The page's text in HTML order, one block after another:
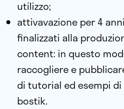
utilizzo;
attivavazione per 4
finalizzati alla
content: in questo
raccogliere e
di tutorial ed esempi
bostik.